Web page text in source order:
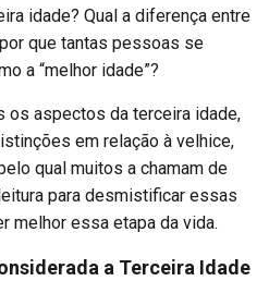
idade? Qual a diferença entre
que tantas pessoas se
a “melhor idade”?
os aspectos da terceira idade,
em relação à velhice,
qual muitos a chamam de
para desmistificar essas
melhor essa etapa da vida.
a Terceira Idade